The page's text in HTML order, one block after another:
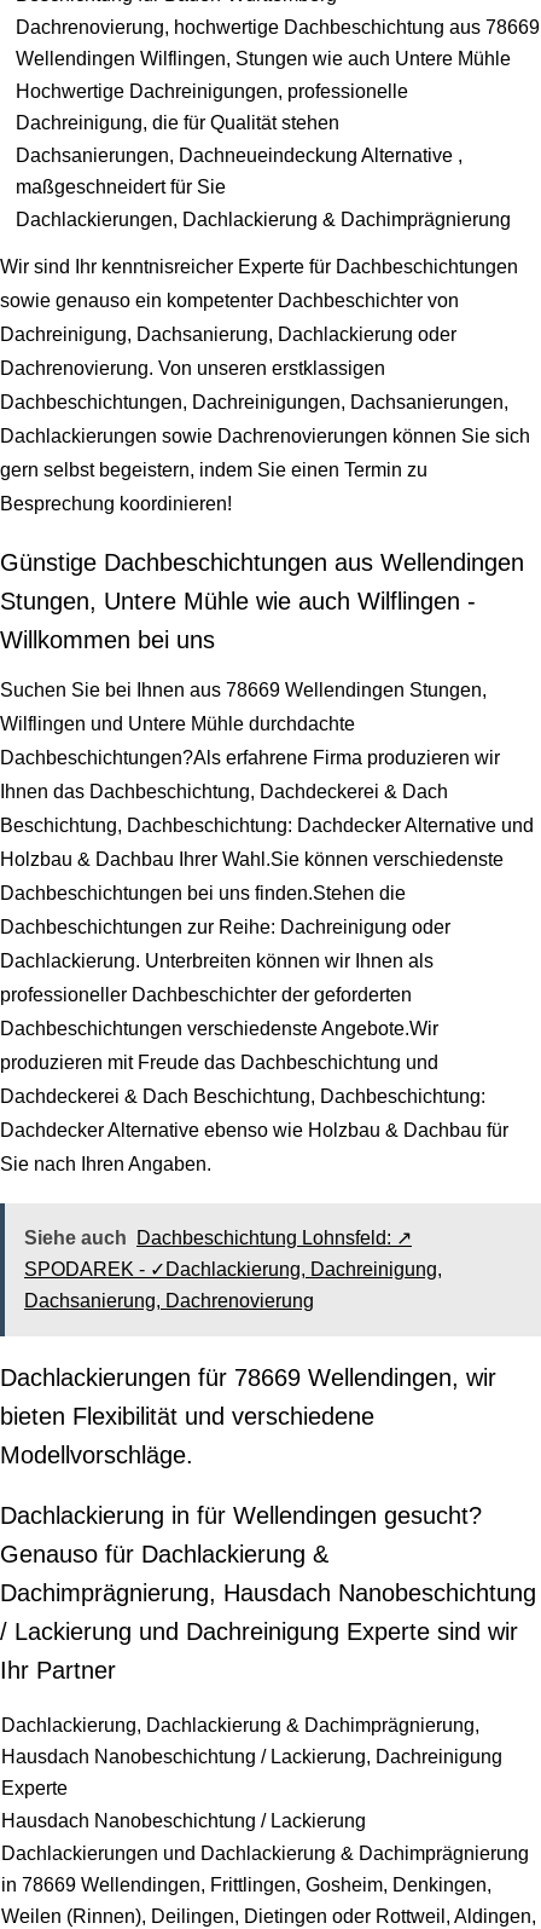
Dachrenovierung, hochwertige Dachbeschichtung aus 78669
Wellendingen Wilflingen, Stungen wie auch Untere Mühle
Hochwertige Dachreinigungen, professionelle
Dachreinigung, die für Qualität stehen
Dachsanierungen, Dachneueindeckung Alternative ,
maßgeschneidert für Sie
Dachlackierungen, Dachlackierung & Dachimprägnierung
Wir sind Ihr kenntnisreicher Experte für Dachbeschichtungen
sowie genauso ein kompetenter Dachbeschichter von
Dachreinigung, Dachsanierung, Dachlackierung oder
Dachrenovierung. Von unseren erstklassigen
Dachbeschichtungen, Dachreinigungen, Dachsanierungen,
Dachlackierungen sowie Dachrenovierungen können Sie sich
gern selbst begeistern, indem Sie einen Termin zu
Besprechung koordinieren!
Günstige Dachbeschichtungen aus Wellendingen
Stungen, Untere Mühle wie auch Wilflingen -
Willkommen bei uns
Suchen Sie bei Ihnen aus 78669 Wellendingen Stungen,
Wilflingen und Untere Mühle durchdachte
Dachbeschichtungen?Als erfahrene Firma produzieren wir
Ihnen das Dachbeschichtung, Dachdeckerei & Dach
Beschichtung, Dachbeschichtung: Dachdecker Alternative und
Holzbau & Dachbau Ihrer Wahl.Sie können verschiedenste
Dachbeschichtungen bei uns finden.Stehen die
Dachbeschichtungen zur Reihe: Dachreinigung oder
Dachlackierung. Unterbreiten können wir Ihnen als
professioneller Dachbeschichter der geforderten
Dachbeschichtungen verschiedenste Angebote.Wir
produzieren mit Freude das Dachbeschichtung und
Dachdeckerei & Dach Beschichtung, Dachbeschichtung:
Dachdecker Alternative ebenso wie Holzbau & Dachbau für
Sie nach Ihren Angaben.
Siehe auch
Dachbeschichtung Lohnsfeld: ↗️
SPODAREK - ✓Dachlackierung, Dachreinigung,
Dachsanierung, Dachrenovierung
Dachlackierungen für 78669 Wellendingen, wir
bieten Flexibilität und verschiedene
Modellvorschläge.
Dachlackierung in für Wellendingen gesucht?
Genauso für Dachlackierung &
Dachimprägnierung, Hausdach Nanobeschichtung
/ Lackierung und Dachreinigung Experte sind wir
Ihr Partner
Dachlackierung, Dachlackierung & Dachimprägnierung,
Hausdach Nanobeschichtung / Lackierung, Dachreinigung
Experte
Hausdach Nanobeschichtung / Lackierung
Dachlackierungen und Dachlackierung & Dachimprägnierung
in 78669 Wellendingen, Frittlingen, Gosheim, Denkingen,
Weilen (Rinnen), Deilingen, Dietingen oder Rottweil, Aldingen,